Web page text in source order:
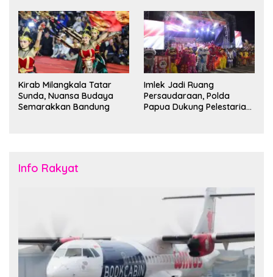
Duta Besar
Kirab Milangkala Tatar
Sunda, Nuansa Budaya
Semarakkan Bandung
Imlek Jadi Ruang
Persaudaraan, Polda
Papua Dukung Pelestarian
Info Rakyat